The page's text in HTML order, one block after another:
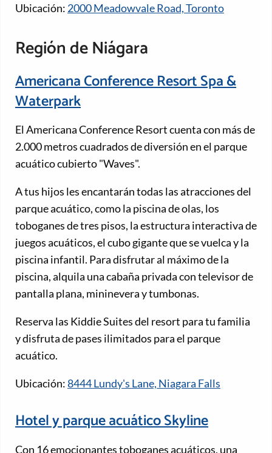
Ubicación: 2000 Meadowvale Road, Toronto
Región de Niágara
Americana Conference Resort Spa &
Waterpark
El Americana Conference Resort cuenta con más de
2.000 metros cuadrados de diversión en el parque
acuático cubierto "Waves".
A tus hijos les encantarán todas las atracciones del
parque acuático, como la piscina de olas, los
toboganes de tres pisos, la estructura interactiva de
juegos acuáticos, el cubo gigante que se vuelca y la
piscina infantil. Para disfrutar al máximo de la
piscina, alquila una cabaña privada con televisor de
pantalla plana, mininevera y tumbonas.
Reserva las Kiddie Suites del resort para tu familia
y disfruta de pases ilimitados para el parque
acuático.
Ubicación:8444 Lundy's Lane, Niagara Falls
Hotel y parque acuático Skyline
Con 16 emocionantes toboganes acuáticos, una